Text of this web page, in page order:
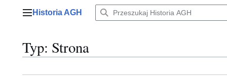
Menu główne
Historia AGH
Typ: Strona